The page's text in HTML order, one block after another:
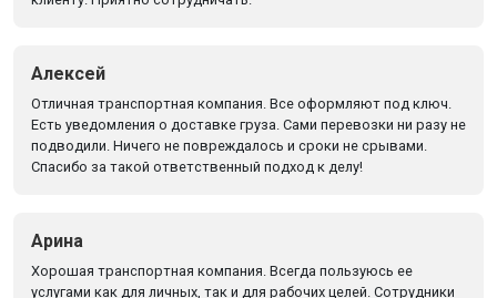
Алексей
Отличная транспортная компания. Все оформляют под ключ.
Есть уведомления о доставке груза. Сами перевозки ни разу не
подводили. Ничего не повреждалось и сроки не срывами.
Спасибо за такой ответственный подход к делу!
Арина
Хорошая транспортная компания. Всегда пользуюсь ее
услугами как для личных, так и для рабочих целей. Сотрудники